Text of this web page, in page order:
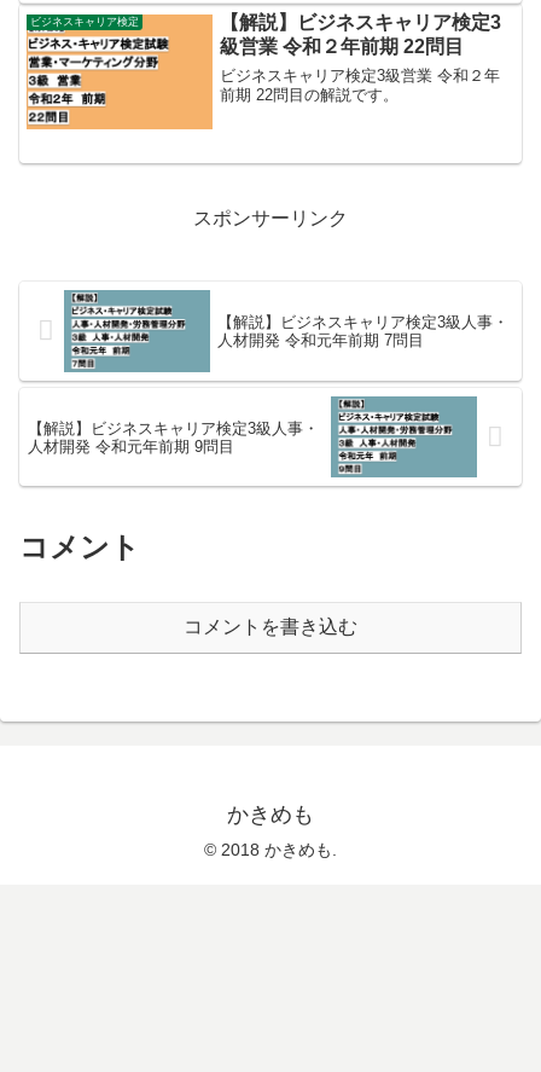
ビジネスキャリア検定
【解説】ビジネスキャリア検定3
級営業 令和２年前期 22問目
ビジネスキャリア検定3級営業 令和２年
前期 22問目の解説です。
スポンサーリンク
【解説】ビジネスキャリア検定3級人事・
人材開発 令和元年前期 7問目
【解説】ビジネスキャリア検定3級人事・
人材開発 令和元年前期 9問目
コメント
コメントを書き込む
かきめも
© 2018 かきめも.